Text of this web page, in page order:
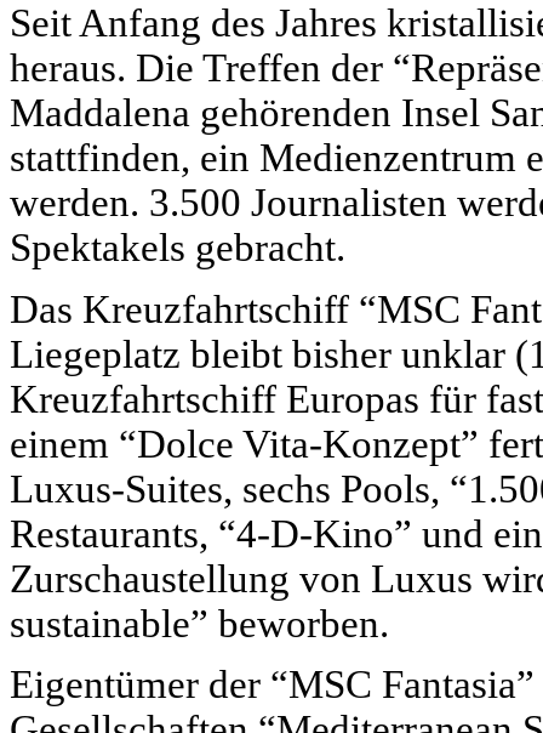
Seit Anfang des Jahres
heraus. Die Treffen der
Maddalena gehörenden Insel
stattfinden, ein Medienzentrum
werden. 3.500 Journalisten
Spektakels gebracht.
Das Kreuzfahrtschiff “MSC
Liegeplatz bleibt bisher unklar
Kreuzfahrtschiff Europas für
einem “Dolce Vita-Konzept”
Luxus-Suites, sechs Pools,
Restaurants, “4-D-Kino” und
Zurschaustellung von Luxus
sustainable” beworben.
Eigentümer der “MSC